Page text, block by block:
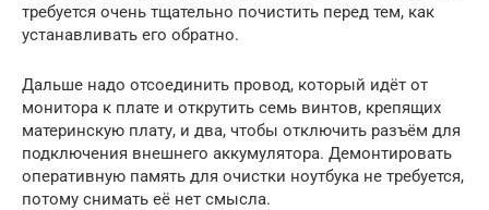
требуется очень тщательно почистить перед тем, как
устанавливать его обратно.
Дальше надо отсоединить провод, который идёт от
монитора к плате и открутить семь винтов, крепящих
материнскую плату, и два, чтобы отключить разъём для
подключения внешнего аккумулятора. Демонтировать
оперативную память для очистки ноутбука не требуется,
потому снимать её нет смысла.